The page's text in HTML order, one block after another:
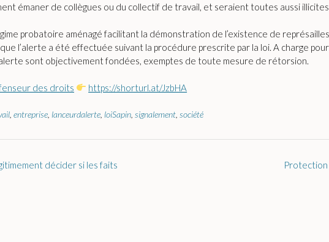
émaner de collègues ou du collectif de travail, et seraient toutes aussi illicites.
probatoire aménagé facilitant la démonstration de l’existence de
l’alerte a été effectuée suivant la procédure prescrite par la loi. A charge
sont objectivement fondées, exemptes de toute mesure de rétorsion.
des droits https://shorturl.at/JzbHA
entreprise lanceurdalerte loiSapin signalement société
décider si les faits